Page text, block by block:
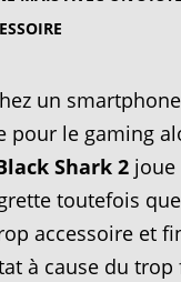
un
pour le gaming
Shark 2
toutefois
accessoire et
à cause du